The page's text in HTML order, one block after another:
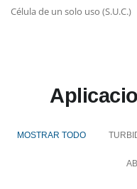
Célula de un solo uso (S.U.C.)
MOSTRAR TODO